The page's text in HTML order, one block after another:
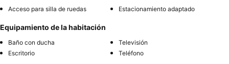
Acceso para silla de ruedas Estacionamiento adaptado
Equipamiento de la habitación
Baño con ducha
Televisión
Escritorio
Teléfono